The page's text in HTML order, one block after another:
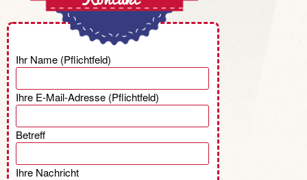
Ihr Name (Pflichtfeld)
Ihre E-Mail-Adresse (Pflichtfeld)
Betreff
Ihre Nachricht